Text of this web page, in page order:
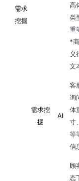
需求
挖掘
高
类
重
*
义
文
需求挖
掘
AI
客
询
体
寸
等
信
顾
态